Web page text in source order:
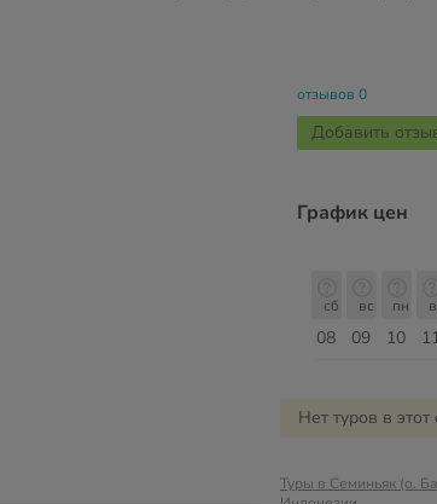
отзывов 0
Добавить
График цен
08
сб
09
вс
10
пн
Нет туров в этот
Туры в Семиньяк (о.